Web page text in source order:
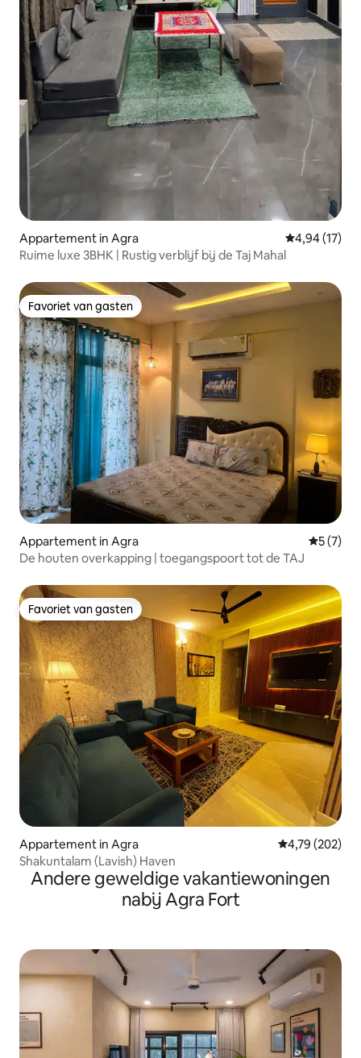
Appartement in Agra Gemiddelde
4,94 (17)
Ruime luxe 3BHK | Rustig verblijf bij de Taj Mahal
Favoriet van gasten
Favoriet van gasten
Appartement in Agra
5 (7)
De houten overkapping | toegangspoort tot de TAJ
Favoriet van gasten
Favoriet van gasten
Appartement in Agra Gemiddelde
4,79 (202)
Shakuntalam (Lavish) Haven
Andere geweldige vakantiewoningen
nabij Agra Fort